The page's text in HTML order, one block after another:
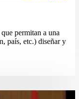
permitan a una
país, etc.) diseñar y